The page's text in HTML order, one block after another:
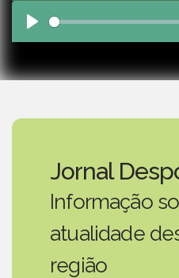
Play
Jornal
Informação
atualidade
região